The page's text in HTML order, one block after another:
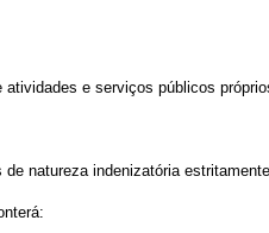
e serviços públicos
natureza indenizatória